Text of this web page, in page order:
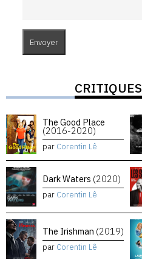
CRITIQUES
The Good Place
(2016-2020)
par Corentin Lê
Dark Waters (2020)
par Corentin Lê
The Irishman (2019)
par Corentin Lê